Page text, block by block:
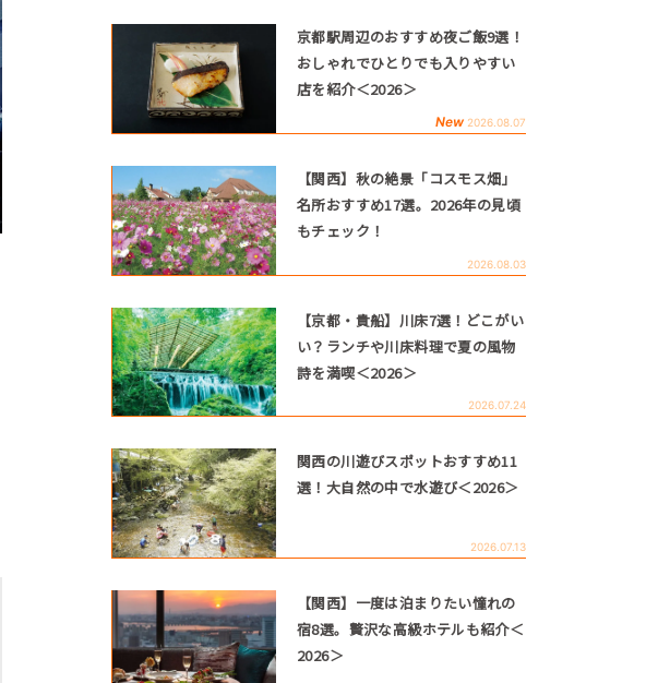
京都駅周辺のおすすめ夜ご飯9選！
おしゃれでひとりでも入りやすい
店を紹介＜2026＞
New 2026.08.07
【関西】秋の絶景「コスモス畑」
名所おすすめ17選。2026年の見頃
もチェック！
2026.08.03
【京都・貴船】川床7選！どこがい
い？ランチや川床料理で夏の風物
詩を満喫＜2026＞
2026.07.24
関西の川遊びスポットおすすめ11
選！大自然の中で水遊び＜2026＞
2026.07.13
【関西】一度は泊まりたい憧れの
宿8選。贅沢な高級ホテルも紹介＜
2026＞